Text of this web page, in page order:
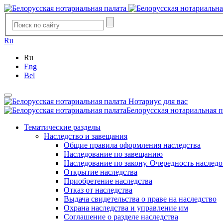
Ru
Ru
Eng
Bel
Нотариус для вас
Белорусская нотариальная
Тематические разделы
Наследство и завещания
Общие правила оформления наследства
Наследование по завещанию
Наследование по закону. Очередность
Открытие наследства
Приобретение наследства
Отказ от наследства
Выдача свидетельства о праве на наследство
Охрана наследства и управление им
Соглашение о разделе наследства